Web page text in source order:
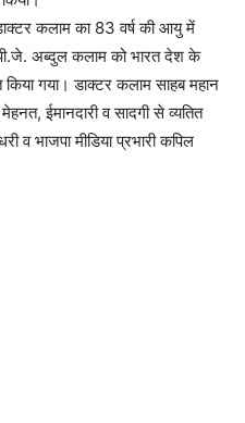
कलाम का 83 वर्ष की आयु में
अब्दुल कलाम को भारत देश के
किया गया। डाक्टर कलाम साहब महान
ईमानदारी व सादगी से व्यतित
व भाजपा मीडिया प्रभारी कपिल